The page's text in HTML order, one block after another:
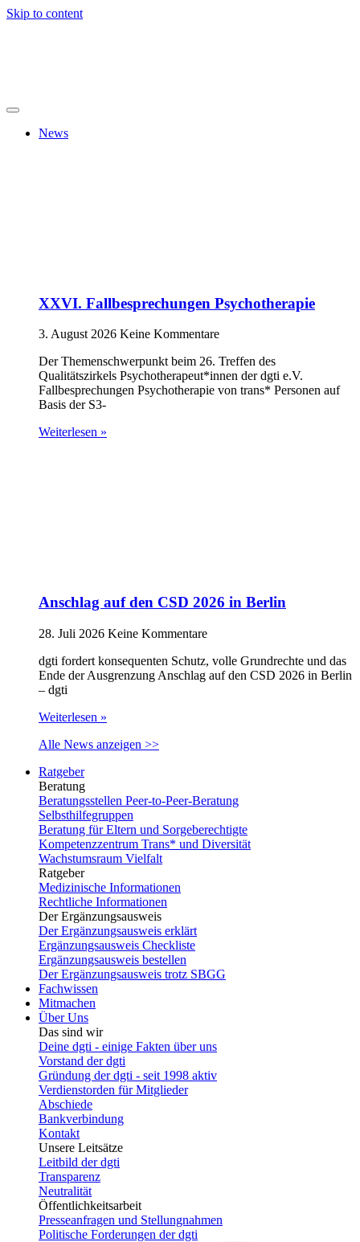
Skip to content
News
XXVI. Fallbesprechungen Psychotherapie
3. August 2026 Keine Kommentare
Der Themenschwerpunkt beim 26. Treffen des
Qualitätszirkels Psychotherapeut*innen der dgti e.V.
Fallbesprechungen Psychotherapie von trans* Personen auf
Basis der S3-
Weiterlesen »
Anschlag auf den CSD 2026 in Berlin
28. Juli 2026 Keine Kommentare
dgti fordert konsequenten Schutz, volle Grundrechte und das
Ende der Ausgrenzung Anschlag auf den CSD 2026 in Berlin
– dgti
Weiterlesen »
Alle News anzeigen >>
Ratgeber
Beratung
Beratungsstellen Peer-to-Peer-Beratung
Selbsthilfegruppen
Beratung für Eltern und Sorgeberechtigte
Kompetenzzentrum Trans* und Diversität
Wachstumsraum Vielfalt
Ratgeber
Medizinische Informationen
Rechtliche Informationen
Der Ergänzungsausweis
Der Ergänzungsausweis erklärt
Ergänzungsausweis Checkliste
Ergänzungsausweis bestellen
Der Ergänzungsausweis trotz SBGG
Fachwissen
Mitmachen
Über Uns
Das sind wir
Deine dgti - einige Fakten über uns
Vorstand der dgti
Gründung der dgti - seit 1998 aktiv
Verdienstorden für Mitglieder
Abschiede
Bankverbindung
Kontakt
Unsere Leitsätze
Leitbild der dgti
Transparenz
Neutralität
Öffentlichkeitsarbeit
Presseanfragen und Stellungnahmen
Politische Forderungen der dgti